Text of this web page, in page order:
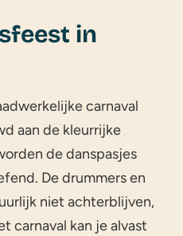
in
carnaval
aan de kleurrijke
de danspasjes
De drummers en
niet achterblijven,
carnaval kan je alvast